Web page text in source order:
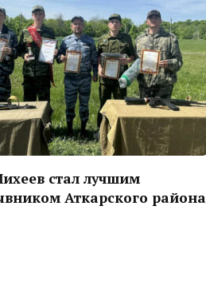
стал лучшим
Аткарского района